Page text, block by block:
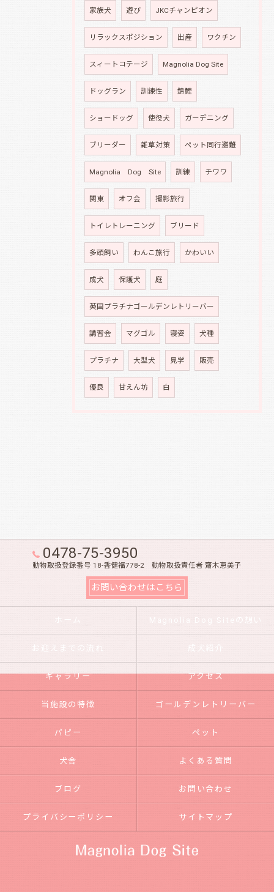
家族犬 遊び JKCチャンピオン
リラックスポジション 出産 ワクチン
スィートコテージ Magnolia Dog Site
ドッグラン 訓練性 錦鯉
ショードッグ 使役犬 ガーデニング
ブリーダー 雑草対策 ペット同行避難
Magnolia Dog Site 訓練 チワワ
関東 オフ会 撮影旅行
トイレトレーニング ブリード
多頭飼い わんこ旅行 かわいい
成犬 保護犬 庭
英国プラチナゴールデンレトリーバー
講習会 マグゴル 寝姿 犬種
プラチナ 大型犬 見学 販売
優良 甘えん坊 白
0478-75-3950
動物取扱登録番号 18-香健福778-2 動物取扱責任者 齋木恵美子
お問い合わせはこちら
ホーム Magnolia Dog Siteの想い
お迎えまでの流れ 成犬紹介
ギャラリー アクセス
当施設の特徴 ゴールデンレトリーバー
パピー ペット
犬舎 よくある質問
ブログ お問い合わせ
プライバシーポリシー サイトマップ